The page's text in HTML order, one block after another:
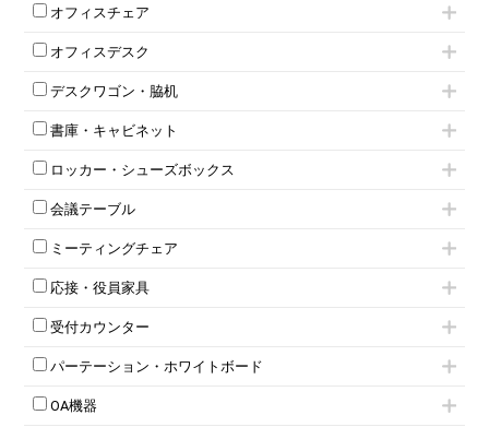
オフィスチェア
肘付きチェア
肘無しチェア
役員チェア
オフィスチェアその他
オフィスデスク
片袖机
フリーアドレスデスク（ベンチデスク）
昇降デスク
両袖机
デスクワゴン・脇机
インワゴン2段
インワゴン3段
脇机
書庫・キャビネット
ハイキャビネット
ローキャビネット
両開きキャビネット
上下連結キャビネット
軽量ラック（スチールラック）
収納家具その他
両開書庫
ラテラル書庫
ロッカー・シューズボックス
1人用ロッカー
2人用ロッカー
3人用ロッカー
5人用ロッカー
8人用ロッカー
多人数ロッカー
ダイヤル錠ロッカー
会議テーブル
ミーティングテーブル
スタッキングテーブル
ネスティングテーブル
カウンターテーブル
T字脚テーブル
会議テーブルW1200～
ミーティングチェア
キャスター付きミーティングチェア
スタッキングミーティングチェア
テーブル付きミーティングチェア
折りたたみミーティングチェア
ハイチェア
応接・役員家具
応接セット
応接ソファ
応接チェア
応接・役員家具その他
受付カウンター
ハイカウンター
ローカウンター
ラウンジカウンター
パーテーション・ホワイトボード
パーテーション
自立タイプパーテーション
OA機器